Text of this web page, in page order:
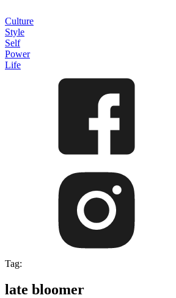
Culture
Style
Self
Power
Life
Tag:
late bloomer